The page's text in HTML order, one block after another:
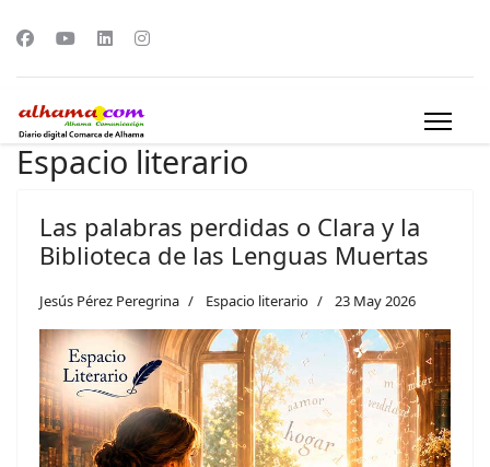
Espacio literario
Las palabras perdidas o Clara y la
Biblioteca de las Lenguas Muertas
Jesús Pérez Peregrina Espacio literario 23 May 2026